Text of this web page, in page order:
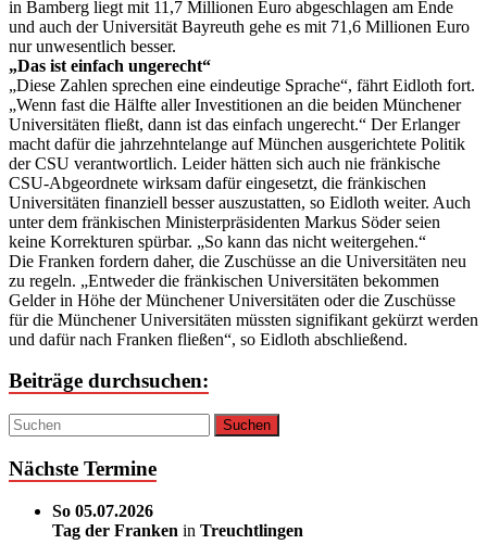
in Bamberg liegt mit 11,7 Millionen Euro abgeschlagen am Ende
und auch der Universität Bayreuth gehe es mit 71,6 Millionen Euro
nur unwesentlich besser.
„Das ist einfach ungerecht“
„Diese Zahlen sprechen eine eindeutige Sprache“, fährt Eidloth fort.
„Wenn fast die Hälfte aller Investitionen an die beiden Münchener
Universitäten fließt, dann ist das einfach ungerecht.“ Der Erlanger
macht dafür die jahrzehntelange auf München ausgerichtete Politik
der CSU verantwortlich. Leider hätten sich auch nie fränkische
CSU-Abgeordnete wirksam dafür eingesetzt, die fränkischen
Universitäten finanziell besser auszustatten, so Eidloth weiter. Auch
unter dem fränkischen Ministerpräsidenten Markus Söder seien
keine Korrekturen spürbar. „So kann das nicht weitergehen.“
Die Franken fordern daher, die Zuschüsse an die Universitäten neu
zu regeln. „Entweder die fränkischen Universitäten bekommen
Gelder in Höhe der Münchener Universitäten oder die Zuschüsse
für die Münchener Universitäten müssten signifikant gekürzt werden
und dafür nach Franken fließen“, so Eidloth abschließend.
Beiträge durchsuchen:
Nächste Termine
So 05.07.2026
Tag der Franken in Treuchtlingen